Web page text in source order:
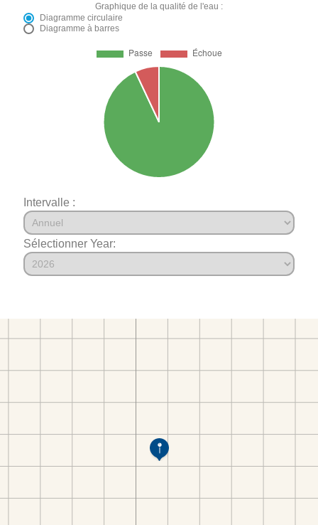
Graphique de la qualité de l'eau :
Diagramme circulaire
Diagramme à barres
Intervalle :
Sélectionner Year: